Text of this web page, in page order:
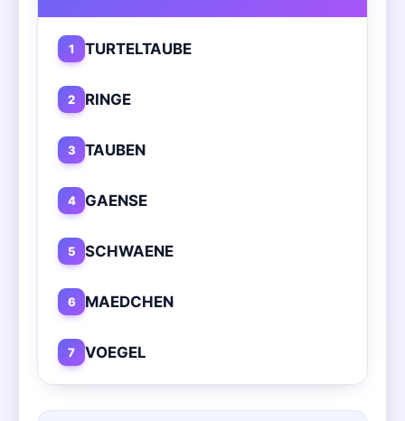
1 TURTELTAUBE
2 RINGE
3 TAUBEN
4 GAENSE
5 SCHWAENE
6 MAEDCHEN
7 VOEGEL